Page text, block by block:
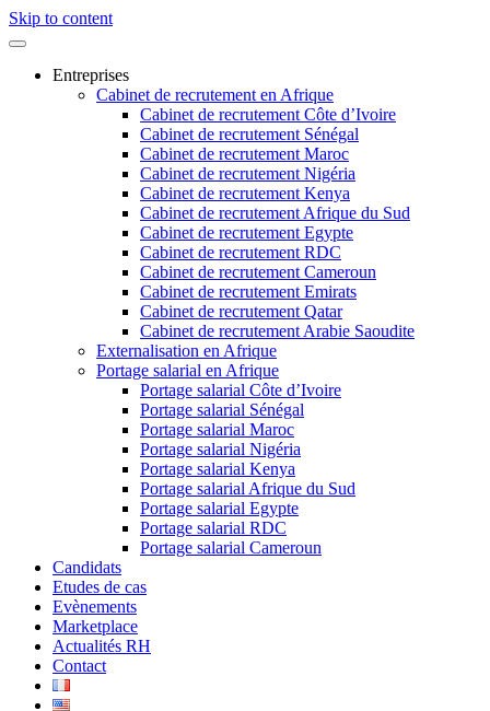
Skip to content
Entreprises
Cabinet de recrutement en Afrique
Cabinet de recrutement Côte d’Ivoire
Cabinet de recrutement Sénégal
Cabinet de recrutement Maroc
Cabinet de recrutement Nigéria
Cabinet de recrutement Kenya
Cabinet de recrutement Afrique du Sud
Cabinet de recrutement Egypte
Cabinet de recrutement RDC
Cabinet de recrutement Cameroun
Cabinet de recrutement Emirats
Cabinet de recrutement Qatar
Cabinet de recrutement Arabie Saoudite
Externalisation en Afrique
Portage salarial en Afrique
Portage salarial Côte d’Ivoire
Portage salarial Sénégal
Portage salarial Maroc
Portage salarial Nigéria
Portage salarial Kenya
Portage salarial Afrique du Sud
Portage salarial Egypte
Portage salarial RDC
Portage salarial Cameroun
Candidats
Etudes de cas
Evènements
Marketplace
Actualités RH
Contact